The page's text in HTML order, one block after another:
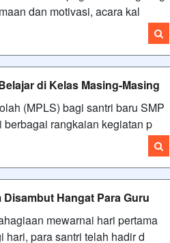
dan motivasi, acara kal
di Kelas Masing-Masing
(MPLS) bagi santri baru SMP
rangkaian kegiatan p
Hangat Para Guru
mewarnai hari pertama
para santri telah hadir d